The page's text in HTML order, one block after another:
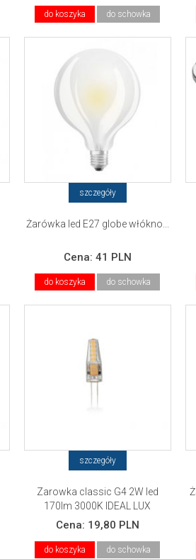
do koszyka do schowka
szczegóły
Żarówka led E27 globe włókno...
Cena: 41 PLN
do koszyka do schowka
szczegóły
Zarowka classic G4 2W led
170lm 3000K IDEAL LUX
Cena: 19,80 PLN
do koszyka do schowka